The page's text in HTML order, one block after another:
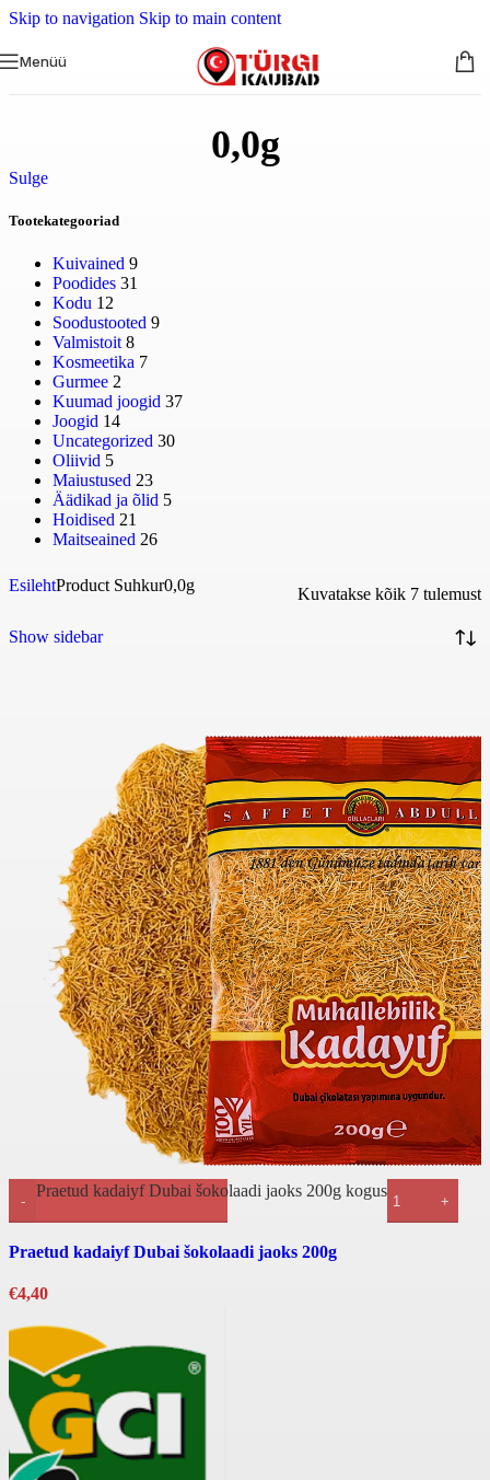
Skip to navigation Skip to main content
Menüü
0,0g
Sulge
Tootekategooriad
Kuivained 9
Poodides 31
Kodu 12
Soodustooted 9
Valmistoit 8
Kosmeetika 7
Gurmee 2
Kuumad joogid 37
Joogid 14
Uncategorized 30
Oliivid 5
Maiustused 23
Äädikad ja õlid 5
Hoidised 21
Maitseained 26
EsilehtProduct Suhkur0,0g Kuvatakse kõik 7 tulemust
Show sidebar
Praetud kadaiyf Dubai šokolaadi jaoks 200g kogus
Praetud kadaiyf Dubai šokolaadi jaoks 200g
€4,40